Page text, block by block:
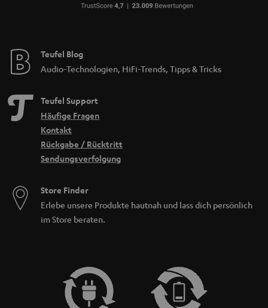
Teufel Blog
Audio-Technologien, HiFi-Trends, Tipps & Tricks
Teufel Support
Häufige Fragen
Kontakt
Rückgabe / Rücktritt
Sendungsverfolgung
Store Finder
Erlebe unsere Produkte hautnah und lass dich persönlich
im Store beraten.